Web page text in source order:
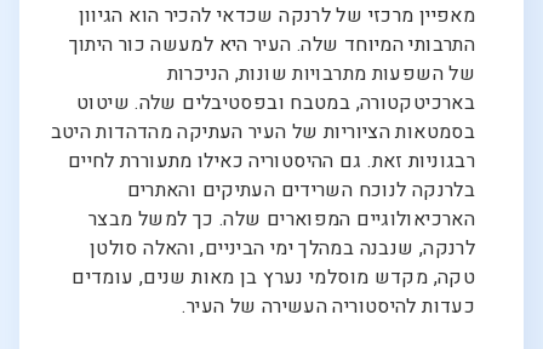
מאפיין מרכזי של לרנקה שכדאי להכיר הוא הגיוון
התרבותי המיוחד שלה. העיר היא למעשה כור היתוך
של השפעות מתרבויות שונות, הניכרות
בארכיטקטורה, במטבח ובפסטיבלים שלה. שיטוט
בסמטאות הציוריות של העיר העתיקה מהדהדות היטב
רבגוניות זאת. גם ההיסטוריה כאילו מתעוררת לחיים
בלרנקה לנוכח השרידים העתיקים והאתרים
הארכיאולוגיים המפוארים שלה. כך למשל מבצר
לרנקה, שנבנה במהלך ימי הביניים, והאלה סולטן
טקה, מקדש מוסלמי נערץ בן מאות שנים, עומדים
כעדות להיסטוריה העשירה של העיר.